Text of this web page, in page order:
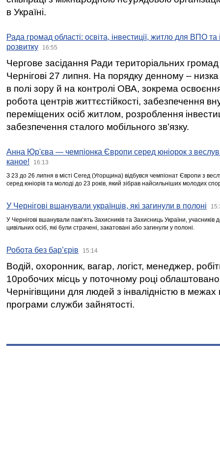
в Україні.
Рада громад області: освіта, інвестиції, житло для ВПО
розвитку
16:55
Чергове засідання Ради територіальних громад
Чернігові 27 липня. На порядку денному –
в полі зору й на контролі ОВА, зокрема освоєння
робота центрів життєстійкості, забезпечення
переміщених осіб житлом, розроблення
забезпечення сталого мобільного зв’язку.
Анна Юр'єва — чемпіонка Європи серед юніорок з
каное!
16:13
З 23 до 26 липня в місті Сегед (Угорщина) відбувся чемпіонат Європи з
серед юніорів та молоді до 23 років, який зібрав найсильніших молодих
У Чернігові вшанували українців, які загинули в полоні
У Чернігові вшанували пам’ять Захисників та Захисниць України,
цивільних осіб, які були страчені, закатовані або загинули у полоні.
Робота без бар’єрів 15:14
Водій, охоронник, вагар, логіст, менеджер,
10робочих місць у поточному році
Чернігівщини для людей з інвалідністю в межах
програми служби зайнятості.